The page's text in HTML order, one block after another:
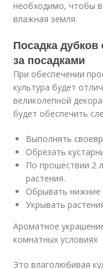
необходимо, чтобы
влажная земля.
Посадка
за посадками
При обеспечении
культура будет
великолепной
будет обеспечить
Выполнять
Обрезать
По прошествии 2
растения.
Обрывать нижние
Укрывать
Ароматное
комнатных условиях
Это влаголюбивая